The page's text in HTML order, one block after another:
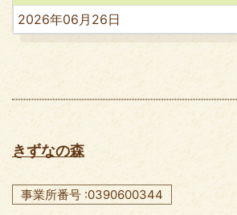
2026年06月26日
きずなの森
事業所番号 :0390600344